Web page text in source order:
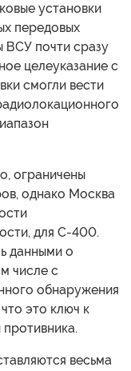
установки
передовых
ВСУ почти сразу
целеуказание с
смогли вести
ограничены
однако Москва
для С-400.
данными о
числе с
обнаружения
это ключ к
весьма